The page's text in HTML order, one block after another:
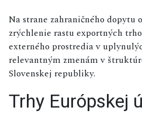
Na strane zahraničného dopytu
zrýchlenie rastu exportných
externého prostredia v
relevantným zmenám v
Slovenskej republiky.
Trhy Európskej